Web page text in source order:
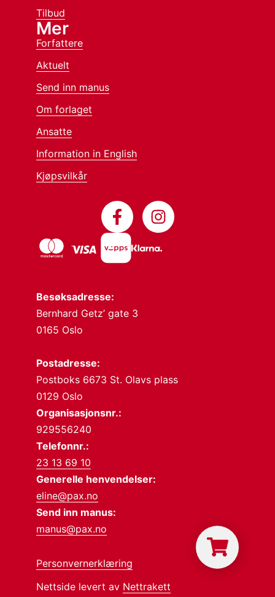
Besøksadresse:
Bernhard Getz’ gate 3
0165 Oslo
Postadresse:
Postboks 6673 St. Olavs plass
0129 Oslo
Organisasjonsnr.:
929556240
Telefonnr.:
23 13 69 10
Generelle henvendelser:
eline@pax.no
Send inn manus:
manus@pax.no
Personvernerklæring
Nettside levert av Nettrakett
Tilbud
Mer
Forfattere
Aktuelt
Send inn manus
Om forlaget
Ansatte
Information in English
Kjøpsvilkår